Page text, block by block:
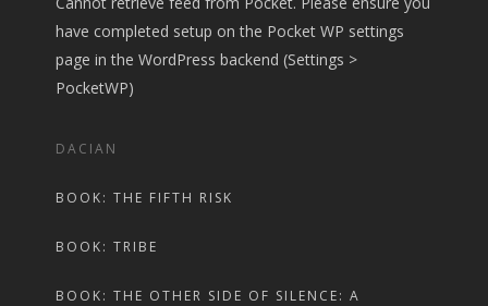
have completed setup on the Pocket WP settings
page in the WordPress backend (Settings >
PocketWP)
DACIAN
BOOK: THE FIFTH RISK
BOOK: TRIBE
BOOK: THE OTHER SIDE OF SILENCE: A